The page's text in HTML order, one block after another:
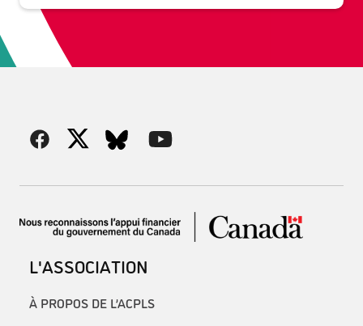
L'ASSOCIATION
À PROPOS DE L’ACPLS